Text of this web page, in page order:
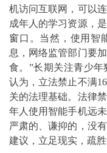
机访问互联网，可以
成年人的学习资源，
窗口。当然，使用智
息，网络监管部门要
食。”长期关注青少
认为，立法禁止不满
关的法理基础。法律
年人使用智能手机远
严肃的、谦抑的，没
建议，立足现实，疏胜